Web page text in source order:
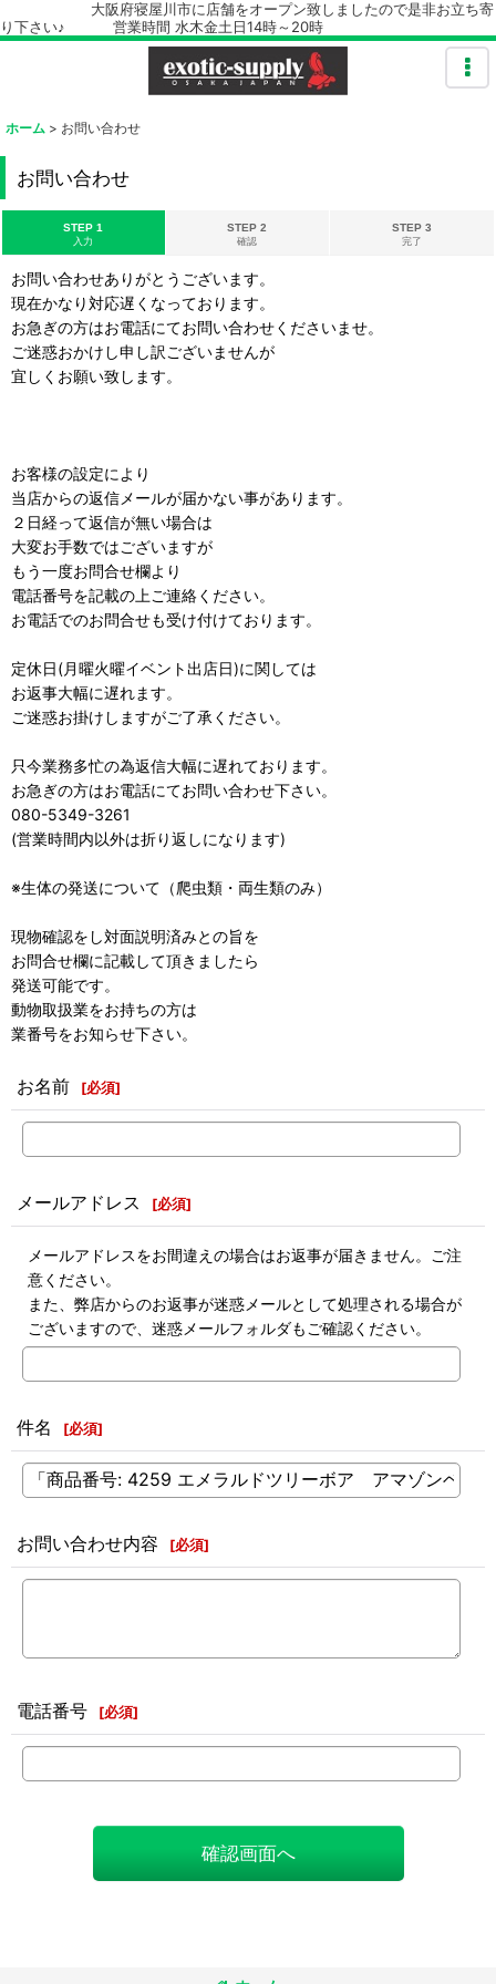
大阪府寝屋川市に店舗をオープン致しましたので是非お立ち寄
り下さい♪ 営業時間 水木金土日14時～20時
ホーム > お問い合わせ
お問い合わせ
STEP 1
入力
STEP 2
確認
STEP 3
完了
お問い合わせありがとうございます。
現在かなり対応遅くなっております。
お急ぎの方はお電話にてお問い合わせくださいませ。
ご迷惑おかけし申し訳ございませんが
宜しくお願い致します。
お客様の設定により
当店からの返信メールが届かない事があります。
２日経って返信が無い場合は
大変お手数ではございますが
もう一度お問合せ欄より
電話番号を記載の上ご連絡ください。
お電話でのお問合せも受け付けております。
定休日(月曜火曜イベント出店日)に関しては
お返事大幅に遅れます。
ご迷惑お掛けしますがご了承ください。
只今業務多忙の為返信大幅に遅れております。
お急ぎの方はお電話にてお問い合わせ下さい。
080-5349-3261
(営業時間内以外は折り返しになります)
※生体の発送について（爬虫類・両生類のみ）
現物確認をし対面説明済みとの旨を
お問合せ欄に記載して頂きましたら
発送可能です。
動物取扱業をお持ちの方は
業番号をお知らせ下さい。
お名前 [必須]
メールアドレス [必須]
メールアドレスをお間違えの場合はお返事が届きません。ご注
意ください。
また、弊店からのお返事が迷惑メールとして処理される場合が
ございますので、迷惑メールフォルダもご確認ください。
件名 [必須]
お問い合わせ内容 [必須]
電話番号 [必須]
確認画面へ